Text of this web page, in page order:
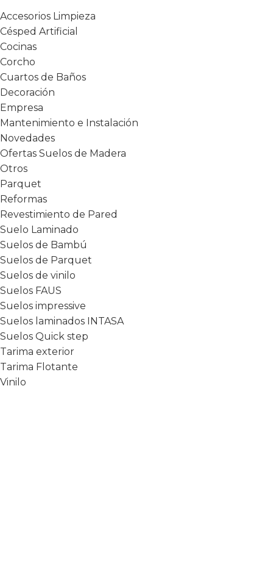
Accesorios Limpieza
Césped Artificial
Cocinas
Corcho
Cuartos de Baños
Decoración
Empresa
Mantenimiento e Instalación
Novedades
Ofertas Suelos de Madera
Otros
Parquet
Reformas
Revestimiento de Pared
Suelo Laminado
Suelos de Bambú
Suelos de Parquet
Suelos de vinilo
Suelos FAUS
Suelos impressive
Suelos laminados INTASA
Suelos Quick step
Tarima exterior
Tarima Flotante
Vinilo